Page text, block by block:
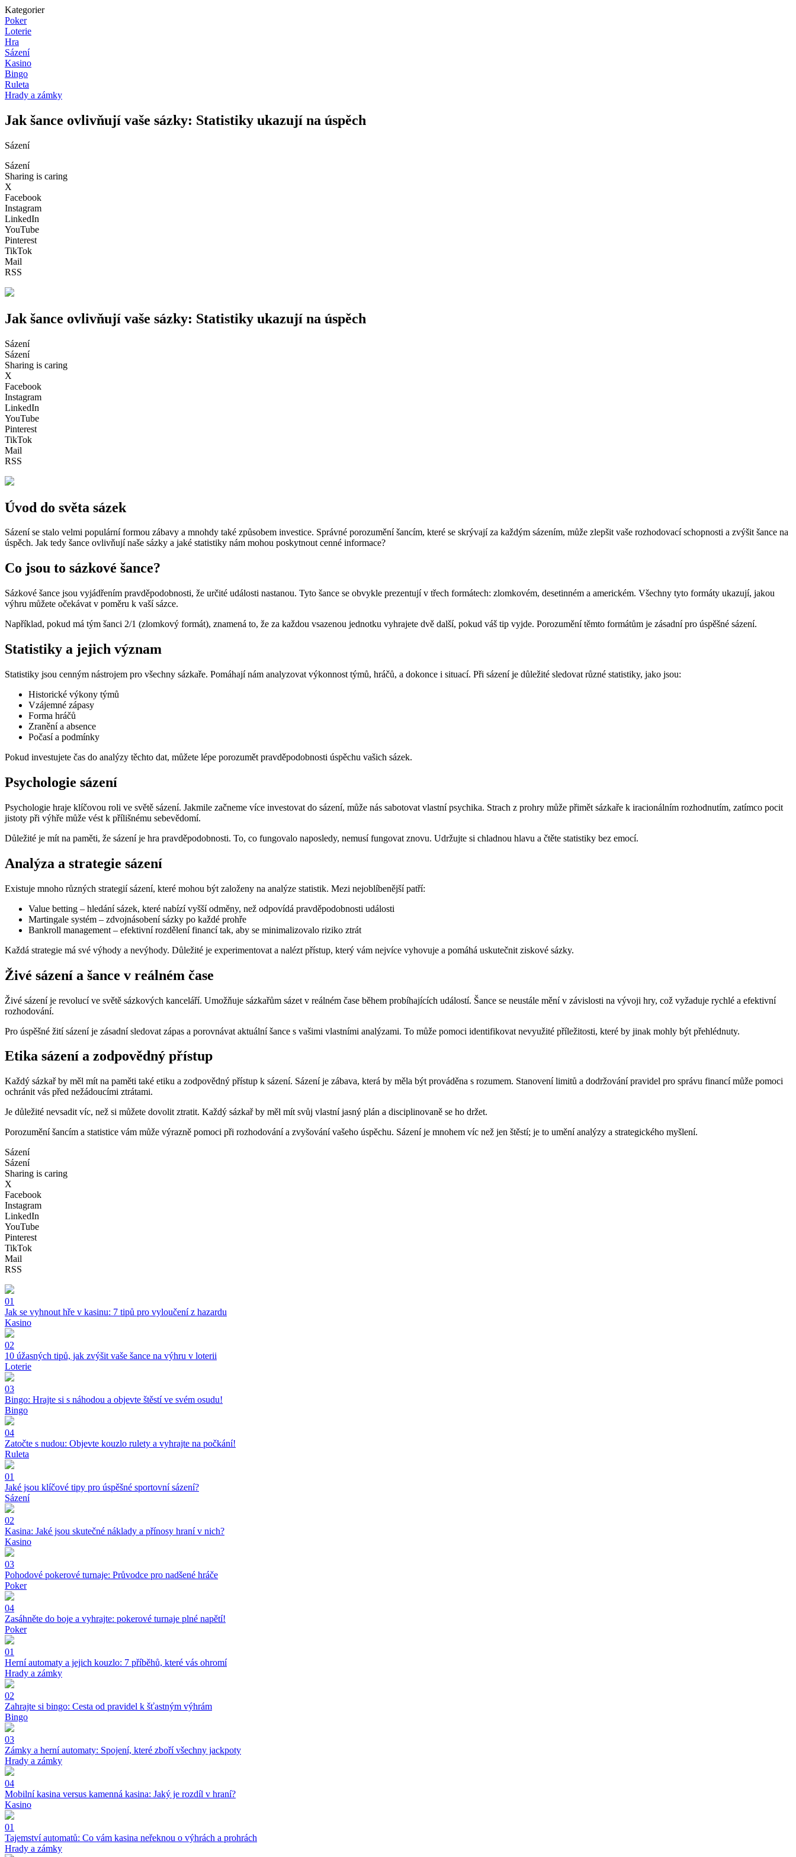
Kategorier
Poker
Loterie
Hra
Sázení
Kasino
Bingo
Ruleta
Hrady a zámky
Jak šance ovlivňují vaše sázky: Statistiky ukazují na úspěch
Sázení
Sázení
Sharing is caring
X
Facebook
Instagram
LinkedIn
YouTube
Pinterest
TikTok
Mail
RSS
Jak šance ovlivňují vaše sázky: Statistiky ukazují na úspěch
Sázení
Sázení
Sharing is caring
X
Facebook
Instagram
LinkedIn
YouTube
Pinterest
TikTok
Mail
RSS
Úvod do světa sázek
Sázení se stalo velmi populární formou zábavy a mnohdy také způsobem investice. Správné porozumění šancím, které se skrývají za každým sázením, může zlepšit vaše rozhodovací schopnosti a zvýšit šance na
úspěch. Jak tedy šance ovlivňují naše sázky a jaké statistiky nám mohou poskytnout cenné informace?
Co jsou to sázkové šance?
Sázkové šance jsou vyjádřením pravděpodobnosti, že určité události nastanou. Tyto šance se obvykle prezentují v třech formátech: zlomkovém, desetinném a americkém. Všechny tyto formáty ukazují, jakou
výhru můžete očekávat v poměru k vaší sázce.
Například, pokud má tým šanci 2/1 (zlomkový formát), znamená to, že za každou vsazenou jednotku vyhrajete dvě další, pokud váš tip vyjde. Porozumění těmto formátům je zásadní pro úspěšné sázení.
Statistiky a jejich význam
Statistiky jsou cenným nástrojem pro všechny sázkaře. Pomáhají nám analyzovat výkonnost týmů, hráčů, a dokonce i situací. Při sázení je důležité sledovat různé statistiky, jako jsou:
Historické výkony týmů
Vzájemné zápasy
Forma hráčů
Zranění a absence
Počasí a podmínky
Pokud investujete čas do analýzy těchto dat, můžete lépe porozumět pravděpodobnosti úspěchu vašich sázek.
Psychologie sázení
Psychologie hraje klíčovou roli ve světě sázení. Jakmile začneme více investovat do sázení, může nás sabotovat vlastní psychika. Strach z prohry může přimět sázkaře k iracionálním rozhodnutím, zatímco pocit
jistoty při výhře může vést k přílišnému sebevědomí.
Důležité je mít na paměti, že sázení je hra pravděpodobnosti. To, co fungovalo naposledy, nemusí fungovat znovu. Udržujte si chladnou hlavu a čtěte statistiky bez emocí.
Analýza a strategie sázení
Existuje mnoho různých strategií sázení, které mohou být založeny na analýze statistik. Mezi nejoblíbenější patří:
Value betting – hledání sázek, které nabízí vyšší odměny, než odpovídá pravděpodobnosti události
Martingale systém – zdvojnásobení sázky po každé prohře
Bankroll management – efektivní rozdělení financí tak, aby se minimalizovalo riziko ztrát
Každá strategie má své výhody a nevýhody. Důležité je experimentovat a nalézt přístup, který vám nejvíce vyhovuje a pomáhá uskutečnit ziskové sázky.
Živé sázení a šance v reálném čase
Živé sázení je revolucí ve světě sázkových kanceláří. Umožňuje sázkařům sázet v reálném čase během probíhajících událostí. Šance se neustále mění v závislosti na vývoji hry, což vyžaduje rychlé a efektivní
rozhodování.
Pro úspěšné žití sázení je zásadní sledovat zápas a porovnávat aktuální šance s vašimi vlastními analýzami. To může pomoci identifikovat nevyužité příležitosti, které by jinak mohly být přehlédnuty.
Etika sázení a zodpovědný přístup
Každý sázkař by měl mít na paměti také etiku a zodpovědný přístup k sázení. Sázení je zábava, která by měla být prováděna s rozumem. Stanovení limitů a dodržování pravidel pro správu financí může pomoci
ochránit vás před nežádoucími ztrátami.
Je důležité nevsadit víc, než si můžete dovolit ztratit. Každý sázkař by měl mít svůj vlastní jasný plán a disciplinovaně se ho držet.
Porozumění šancím a statistice vám může výrazně pomoci při rozhodování a zvyšování vašeho úspěchu. Sázení je mnohem víc než jen štěstí; je to umění analýzy a strategického myšlení.
Sázení
Sázení
Sharing is caring
X
Facebook
Instagram
LinkedIn
YouTube
Pinterest
TikTok
Mail
RSS
01
Jak se vyhnout hře v kasinu: 7 tipů pro vyloučení z hazardu
Kasino
02
10 úžasných tipů, jak zvýšit vaše šance na výhru v loterii
Loterie
03
Bingo: Hrajte si s náhodou a objevte štěstí ve svém osudu!
Bingo
04
Zatočte s nudou: Objevte kouzlo rulety a vyhrajte na počkání!
Ruleta
01
Jaké jsou klíčové tipy pro úspěšné sportovní sázení?
Sázení
02
Kasina: Jaké jsou skutečné náklady a přínosy hraní v nich?
Kasino
03
Pohodové pokerové turnaje: Průvodce pro nadšené hráče
Poker
04
Zasáhněte do boje a vyhrajte: pokerové turnaje plné napětí!
Poker
01
Herní automaty a jejich kouzlo: 7 příběhů, které vás ohromí
Hrady a zámky
02
Zahrajte si bingo: Cesta od pravidel k šťastným výhrám
Bingo
03
Zámky a herní automaty: Spojení, které zboří všechny jackpoty
Hrady a zámky
04
Mobilní kasina versus kamenná kasina: Jaký je rozdíl v hraní?
Kasino
01
Tajemství automatů: Co vám kasina neřeknou o výhrách a prohrách
Hrady a zámky